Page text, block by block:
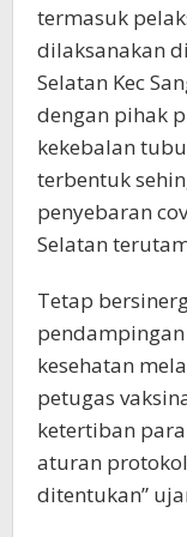
termasuk
dilaksanakan
Selatan Kec
dengan pihak
kekebalan
terbentuk
penyebaran
Selatan
Tetap
kesehatan
petugas
ketertiban
aturan
ditentukan”